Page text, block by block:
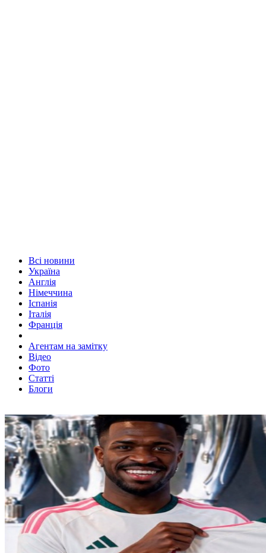
Всі новини
Україна
Англія
Німеччина
Іспанія
Італія
Франція
Агентам на замітку
Відео
Фото
Статті
Блоги